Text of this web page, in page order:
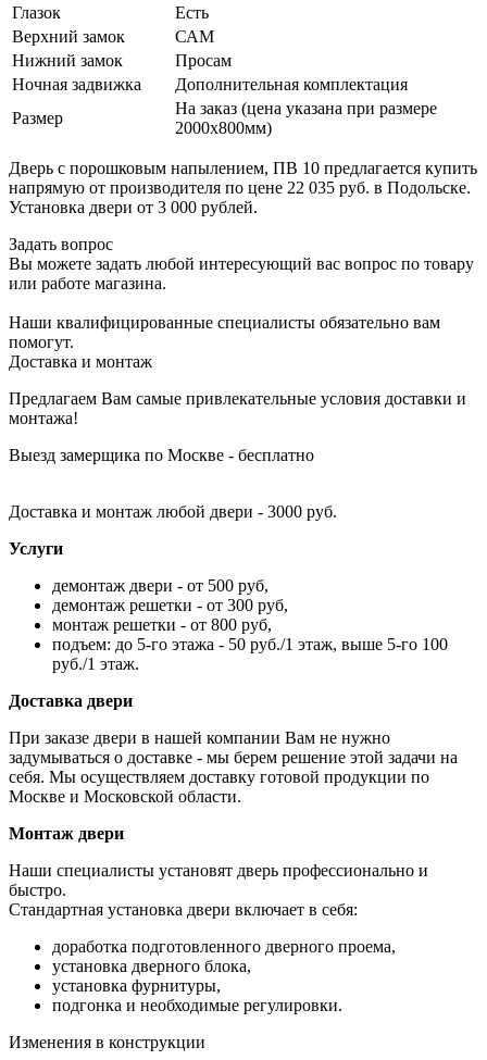
Глазок
Есть
Верхний замок
САМ
Нижний замок
Просам
Ночная задвижка
Дополнительная комплектация
Размер
На заказ (цена указана при размере
2000х800мм)
Дверь с порошковым напылением, ПВ 10 предлагается купить
напрямую от производителя по цене 22 035 руб. в Подольске.
Установка двери от 3 000 рублей.
Задать вопрос
Вы можете задать любой интересующий вас вопрос по товару
или работе магазина.
Наши квалифицированные специалисты обязательно вам
помогут.
Доставка и монтаж
Предлагаем Вам самые привлекательные условия доставки и
монтажа!
Выезд замерщика по Москве - бесплатно
Доставка и монтаж любой двери - 3000 руб.
Услуги
демонтаж двери - от 500 руб,
демонтаж решетки - от 300 руб,
монтаж решетки - от 800 руб,
подъем: до 5-го этажа - 50 руб./1 этаж, выше 5-го 100
руб./1 этаж.
Доставка двери
При заказе двери в нашей компании Вам не нужно
задумываться о доставке - мы берем решение этой задачи на
себя. Мы осуществляем доставку готовой продукции по
Москве и Московской области.
Монтаж двери
Наши специалисты установят дверь профессионально и
быстро.
Стандартная установка двери включает в себя:
доработка подготовленного дверного проема,
установка дверного блока,
установка фурнитуры,
подгонка и необходимые регулировки.
Изменения в конструкции